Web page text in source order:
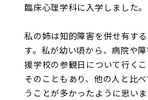
臨床心理学科に入学しました。
私の姉は知的障害を併せ有す
す。私が幼い頃から、病院や
援学校の参観日について行くこ
そのこともあり、他の人と比
うことが多かったように思い